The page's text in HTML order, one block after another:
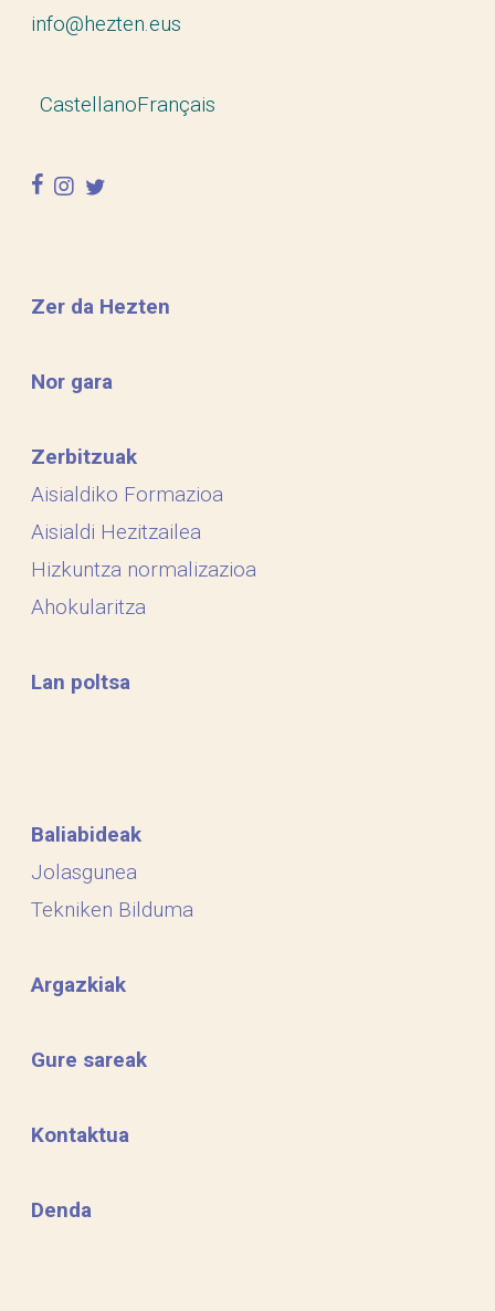
info@hezten.eus
CastellanoFrançais
facebook
instagram
twitter
Zer da Hezten
Nor gara
Zerbitzuak
Aisialdiko Formazioa
Aisialdi Hezitzailea
Hizkuntza normalizazioa
Ahokularitza
Lan poltsa
Baliabideak
Jolasgunea
Tekniken Bilduma
Argazkiak
Gure sareak
Kontaktua
Denda